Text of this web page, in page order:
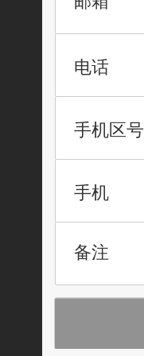
电话
手机区号
手机